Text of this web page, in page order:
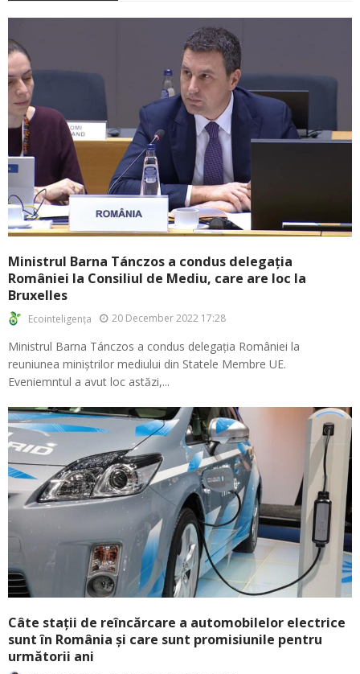
Ministrul Barna Tánczos a condus delegația
României la Consiliul de Mediu, care are loc la
Bruxelles
Ecointeligența 20 December 2022 17:28
Ministrul Barna Tánczos a condus delegația României la
reuniunea miniștrilor mediului din Statele Membre UE.
Eveniemntul a avut loc astăzi,...
Câte stații de reîncărcare a automobilelor electrice
sunt în România și care sunt promisiunile pentru
următorii ani